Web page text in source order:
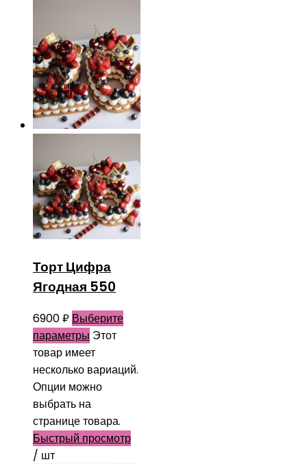
Торт Цифра
Ягодная 550
6900₽ Выберите
параметры Этот
товар имеет
несколько вариаций.
Опции можно
выбрать на
странице товара.
Быстрый просмотр
/ шт